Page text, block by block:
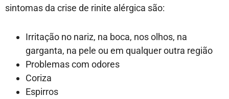
sintomas da crise de rinite alérgica são:
Irritação no nariz, na boca, nos olhos, na
garganta, na pele ou em qualquer outra região
Problemas com odores
Coriza
Espirros